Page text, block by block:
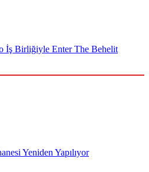
İş Birliğiyle Enter The Behelit
Yeniden Yapılıyor